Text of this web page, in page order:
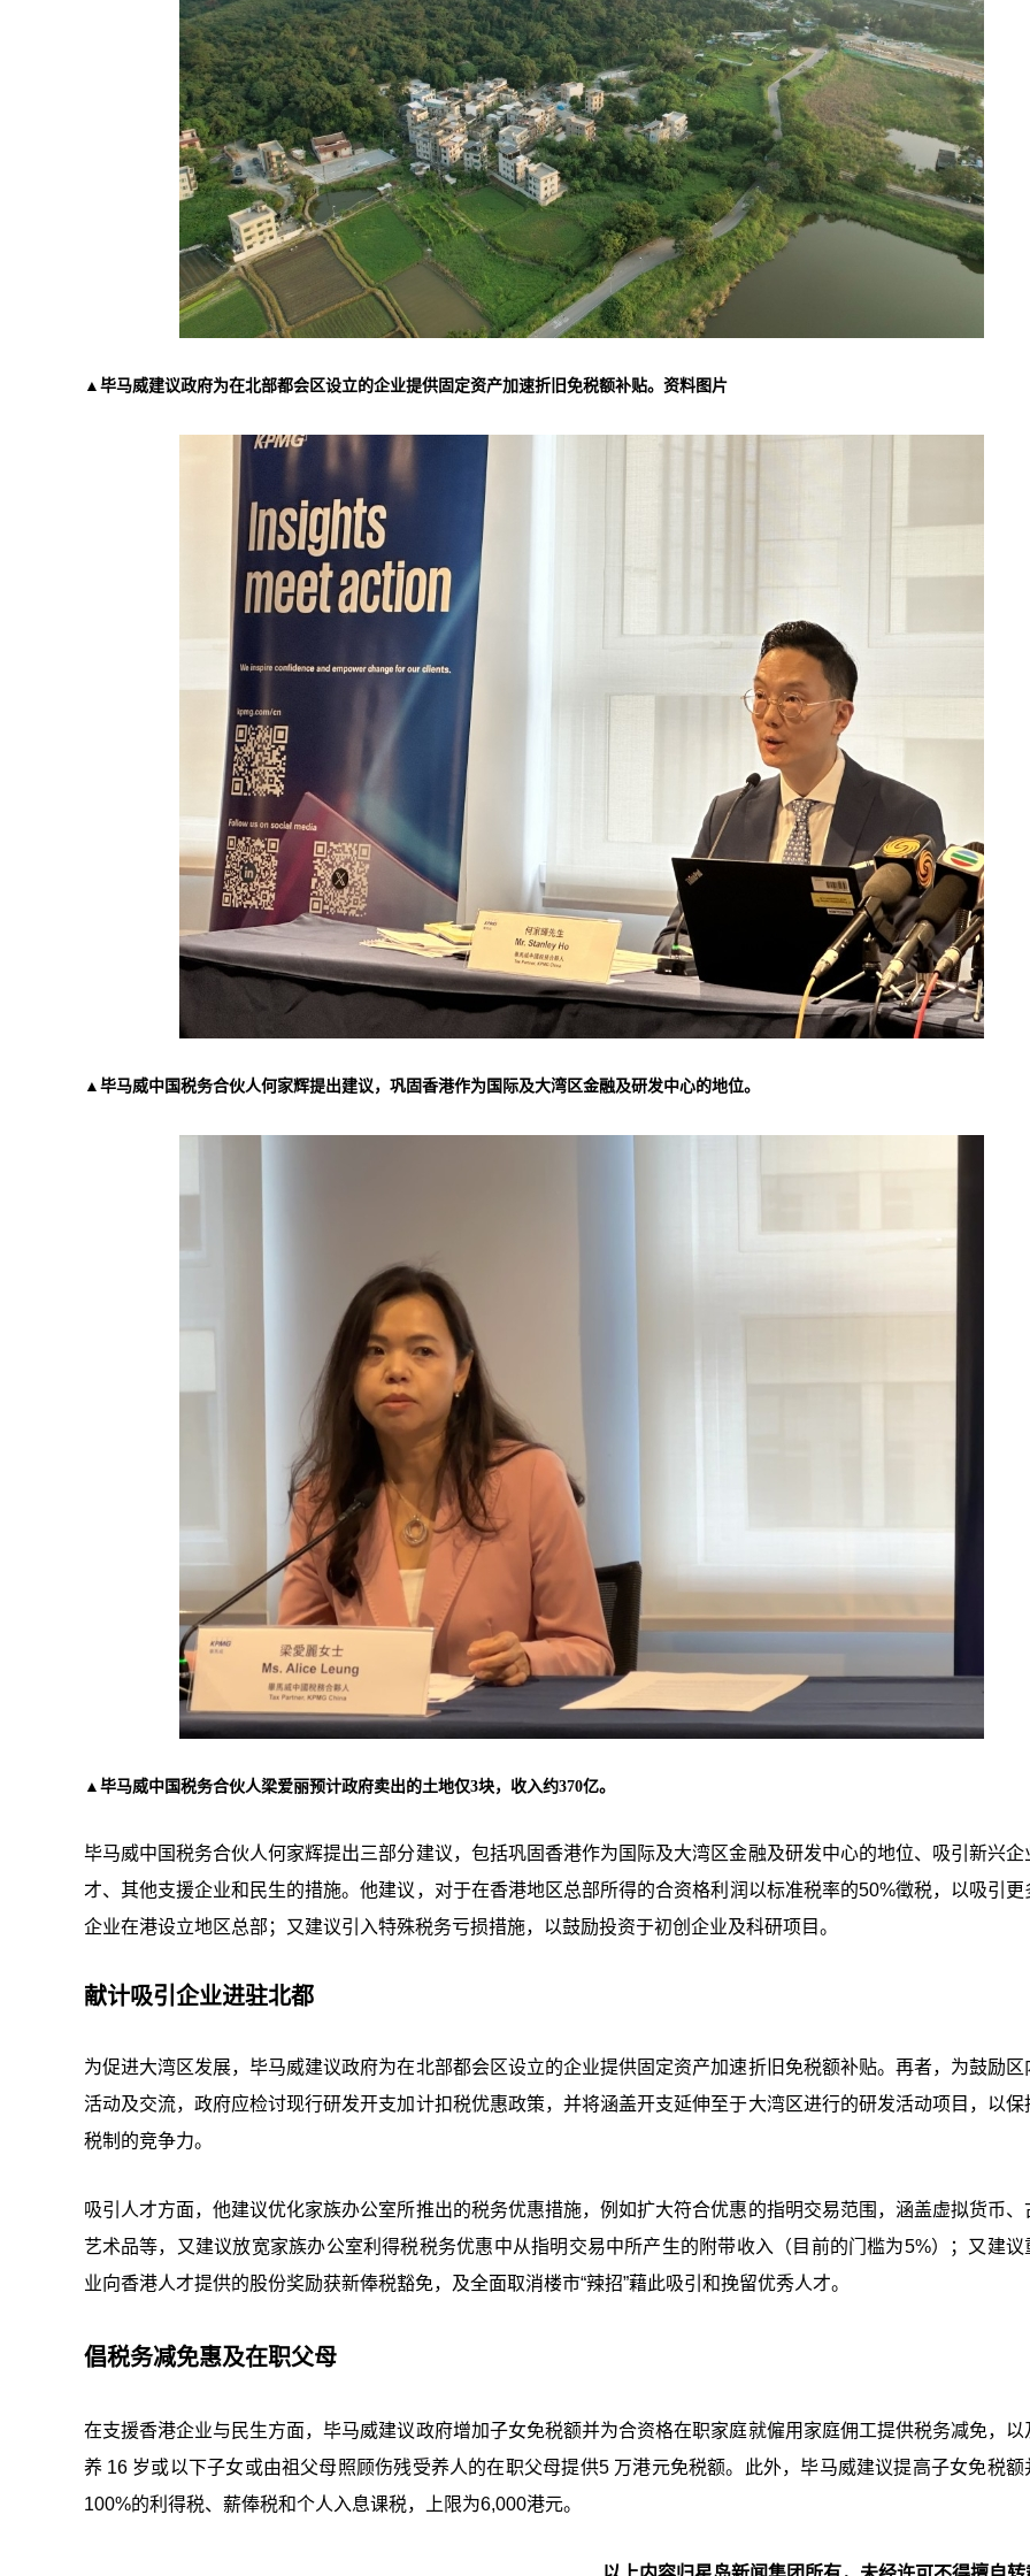
▲毕马威建议政府为在北部都会区设立的企业提供固定资产加速折旧免税额补贴。资料图片
▲毕马威中国税务合伙人何家辉提出建议，巩固香港作为国际及大湾区金融及研发中心的地位。
▲毕马威中国税务合伙人梁爱丽预计政府卖出的土地仅3块，收入约370亿。
毕马威中国税务合伙人何家辉提出三部分建议，包括巩固香港作为国际及大湾区金融及研发中心的地位、吸引新兴企
才、其他支援企业和民生的措施。他建议，对于在香港地区总部所得的合资格利润以标准税率的50%徵税，以吸引更
企业在港设立地区总部；又建议引入特殊税务亏损措施，以鼓励投资于初创企业及科研项目。
献计吸引企业进驻北都
为促进大湾区发展，毕马威建议政府为在北部都会区设立的企业提供固定资产加速折旧免税额补贴。再者，为鼓励区
活动及交流，政府应检讨现行研发开支加计扣税优惠政策，并将涵盖开支延伸至于大湾区进行的研发活动项目，以保
税制的竞争力。
吸引人才方面，他建议优化家族办公室所推出的税务优惠措施，例如扩大符合优惠的指明交易范围，涵盖虚拟货币、
艺术品等，又建议放宽家族办公室利得税税务优惠中从指明交易中所产生的附带收入（目前的门槛为5%）；又建议
业向香港人才提供的股份奖励获新俸税豁免，及全面取消楼市“辣招”藉此吸引和挽留优秀人才。
倡税务减免惠及在职父母
在支援香港企业与民生方面，毕马威建议政府增加子女免税额并为合资格在职家庭就僱用家庭佣工提供税务减免，以
养 16 岁或以下子女或由祖父母照顾伤残受养人的在职父母提供5 万港元免税额。此外，毕马威建议提高子女免税额
100%的利得税、薪俸税和个人入息课税，上限为6,000港元。